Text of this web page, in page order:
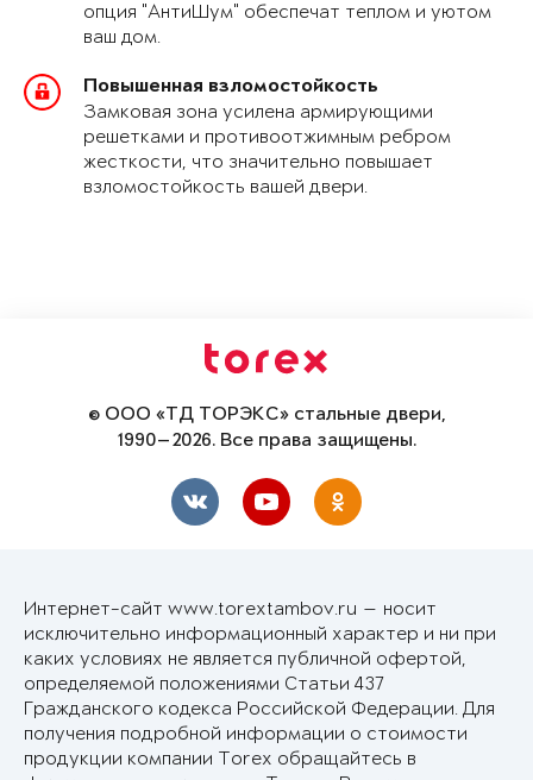
опция "АнтиШум" обеспечат теплом и уютом
ваш дом.
Повышенная взломостойкость
Замковая зона усилена армирующими
решетками и противоотжимным ребром
жесткости, что значительно повышает
взломостойкость вашей двери.
© ООО «ТД ТОРЭКС» стальные двери,
1990—2026. Все права защищены.
Интернет-сайт www.torextambov.ru — носит
исключительно информационный характер и ни при
каких условиях не является публичной офертой,
определяемой положениями Статьи 437
Гражданского кодекса Российской Федерации. Для
получения подробной информации о стоимости
продукции компании Torex обращайтесь в